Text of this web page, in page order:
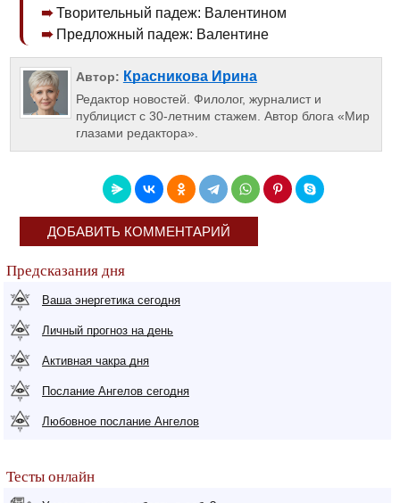
Творительный падеж: Валентином
Предложный падеж: Валентине
Автор: Красникова Ирина
Редактор новостей. Филолог, журналист и
публицист с 30-летним стажем. Автор блога «Мир
глазами редактора».
ДОБАВИТЬ КОММЕНТАРИЙ
Предсказания дня
Ваша энергетика сегодня
Личный прогноз на день
Активная чакра дня
Послание Ангелов сегодня
Любовное послание Ангелов
Тесты онлайн